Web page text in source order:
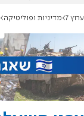
ערוץ 7 מדיניות ופוליטיקה